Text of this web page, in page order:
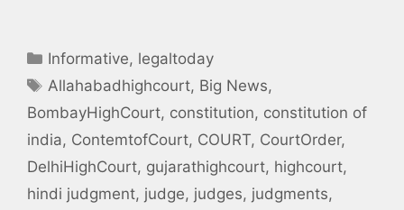
Categories
Informative, legaltoday
Tags
Allahabadhighcourt, Big News,
BombayHighCourt, constitution, constitution of
india, ContemtofCourt, COURT, CourtOrder,
DelhiHighCourt, gujarathighcourt, highcourt,
hindi judgment, judge, judges, judgments,